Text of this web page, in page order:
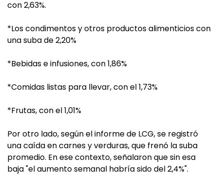
con 2,63%.
*Los condimentos y otros productos alimenticios con
una suba de 2,20%
*Bebidas e infusiones, con 1,86%
*Comidas listas para llevar, con el 1,73%
*Frutas, con el 1,01%
Por otro lado, según el informe de LCG, se registró
una caída en carnes y verduras, que frenó la suba
promedio. En ese contexto, señalaron que sin esa
baja "el aumento semanal habría sido del 2,4%".